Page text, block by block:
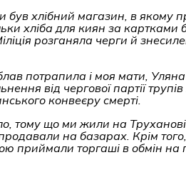
був хлібний магазин, в
хліба для киян за картками
розганяла черги й
потрапила і моя мати,
від чергової партії
конвеєру смерті.
тому що ми жили на
на базарах. Крім того,
приймали торгаші в обмін